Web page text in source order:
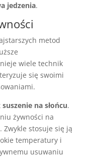
jedzenia.
metod
wiele technik
się swoimi
suszenie na słońcu.
żywności na
Zwykle stosuje się ją
temperatury i
usuwaniu